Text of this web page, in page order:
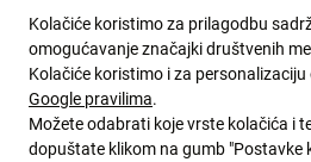
Kolačiće koristimo za prilagodbu
omogućavanje značajki društvenih
Kolačiće koristimo i za
Google pravilima.
Možete odabrati koje vrste kolačića i
dopuštate klikom na gumb "Postavke